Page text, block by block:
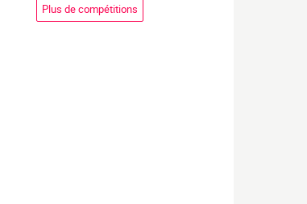
Plus de compétitions